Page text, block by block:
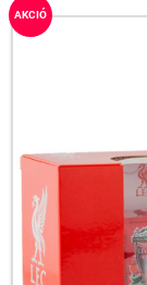
AKCIÓ